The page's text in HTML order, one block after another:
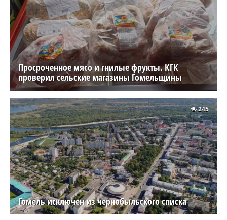
Просроченное мясо и гнилые фрукты. КГК
проверил сельские магазины Гомельщины
Гомель исключен из чернобыльского списка
245